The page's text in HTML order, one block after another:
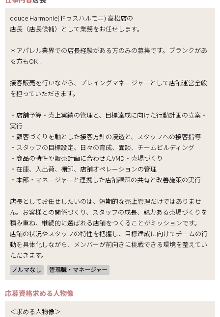
douce Harmonie(ドゥスハルモニ) 高松店の
店長（店長候補）として業務をお任せします。
＊アパレル業界での店長経験がある方のみの募集です。ブランクがあ
る方もOK！
接客販売を行いながら、プレイングマネージャーとして店舗運営全般
を担っていただきます。
・店舗予算・売上実績の管理と、目標達成に向けた行動計画の立案・
実行
・顧客づくりを軸とした接客方針の浸透と、スタッフへの接客指導
・スタッフの目標設定、日々の育成、面談、チームビルディング
・商品の特性や販売計画に合わせたVMD・売場づくり
・在庫、入出荷、棚卸、店舗オペレーションの管理
・本部・マネージャーと連携した店舗課題の共有と改善施策の実行
店長としてお任せしたいのは、短期的な売上管理だけではありませ
ん。お客様との関係づくり、スタッフの成長、魅力ある売場づくりを
積み重ね、継続的に選ばれる店舗をつくることがミッションです。
店舗の状況やスタッフの特性を把握し、目標達成に向けてチームの行
動を具体化しながら、メンバーが前向きに挑戦できる環境を整えてい
ただきます。
ノルマなし 管理職・マネージャー
応募資格求める人物像
＜求める人物像＞